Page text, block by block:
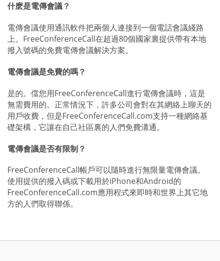
什麽是電傳會議？
電傳會議使用通訊軟件把兩個人連接到一個電話會議綫路
上。FreeConferenceCall在超過80個國家裏提供帶有本地
撥入號碼的免費電傳會議解決方案。
電傳會議是免費的嗎？
是的。儅您用FreeConferenceCall進行電傳會議時，這是
無需費用的。正常情況下，許多公司會對在其網絡上聊天的
用戶收費，但是FreeConferenceCall.com支持一種網絡基
礎架構，它讓在自己社區裏的人們免費溝通。
電傳會議是否有限制？
FreeConferenceCall帳戶可以隨時進行無限量電傳會議。
使用提供的撥入碼或下載用於iPhone和Android的
FreeConferenceCall.com應用程式來即時和世界上其它地
方的人們取得聯係。